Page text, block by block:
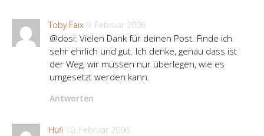
Toby Faix 9. Februar 2006
@dosi: Vielen Dank für deinen Post. Finde ich
sehr ehrlich und gut. Ich denke, genau dass ist
der Weg, wir müssen nur überlegen, wie es
umgesetzt werden kann.
Antworten
Hufi 10. Februar 2006